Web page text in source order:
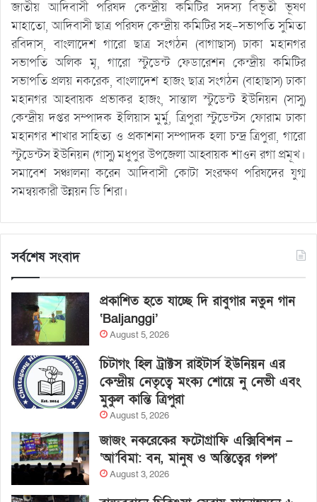
জাতীয় আদিবাসী পরিষদ কেন্দ্রীয় কমিটির সদস্য বিভূতী ভূষণ
মাহাতো, আদিবাসী ছাত্র পরিষদ কেন্দ্রীয় কমিটির সহ-সভাপতি সুমিতা
রবিদাস, বাংলাদেশ গারো ছাত্র সংগঠন (বাগাছাস) ঢাকা মহানগর
সভাপতি অলিক মৃ, গারো স্টুডেন্ট ফেডারেশন কেন্দ্রীয় কমিটির
সভাপতি প্রলয় নকরেক, বাংলাদেশ হাজং ছাত্র সংগঠন (বাহাছাস) ঢাকা
মহানগর আহ্বায়ক প্রভাকর হাজং, সান্তাল স্টুডেন্ট ইউনিয়ন (সাসু)
কেন্দ্রীয় দপ্তর সম্পাদক ইলিয়াস মুর্মু, ত্রিপুরা স্টুডেন্টস ফোরাম ঢাকা
মহানগর শাখার সাহিত্য ও প্রকাশনা সম্পাদক হলা চন্দ্র ত্রিপুরা, গারো
স্টুডেন্টস ইউনিয়ন (গাসু) মধুপুর উপজেলা আহ্বায়ক শাওন রগা প্রমূখ।
সমাবেশ সঞ্চালনা করেন আদিবাসী কোটা সংরক্ষণ পরিষদের যুগ্ম
সমন্বয়কারী উন্নয়ন ডি শিরা।
সর্বশেষ সংবাদ
প্রকাশিত হতে যাচ্ছে দি রাবুগার নতুন গান
‘Baljanggi’
August 5, 2026
চিটাগং হিল ট্রাক্টস রাইটার্স ইউনিয়ন এর
কেন্দ্রীয় নেতৃত্বে মংক্য শোয়ে নু নেভী এবং
মুকুল কান্তি ত্রিপুরা
August 5, 2026
জাজং নকরেকের ফটোগ্রাফি এক্সিবিশন –
‘আ’বিমা: বন, মানুষ ও অস্তিত্বের গল্প’
August 3, 2026